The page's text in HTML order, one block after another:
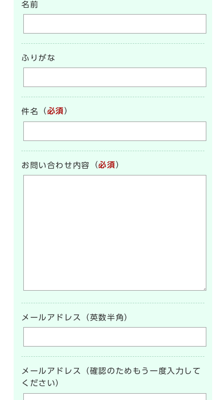
名前
ふりがな
件名 （必須）
お問い合わせ内容 （必須）
メールアドレス（英数半角）
メールアドレス（確認のためもう一度入力して
ください）